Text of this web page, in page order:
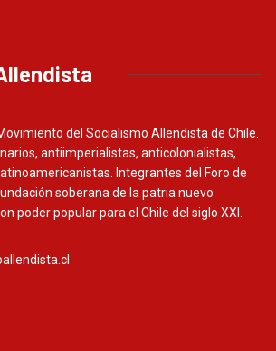
del Socialismo Allendista de Chile.
antiimperialistas, anticolonialistas,
Integrantes del Foro de
soberana de la patria nuevo
poder popular para el Chile del siglo XXI.